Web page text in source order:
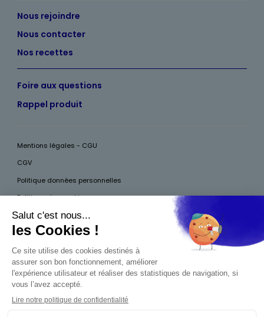
Nous rejoindre
Nous contacter
Nos recettes
Foire aux questions
Rappel produit
Mentions légales - CGU
CGV
Politique données personnelles
Politique des cookies
Accessibilité
Pour votre santé, mangez au moins cinq fruits et légumes par jour, plus
d’infos surwww.mangerbouger.fr